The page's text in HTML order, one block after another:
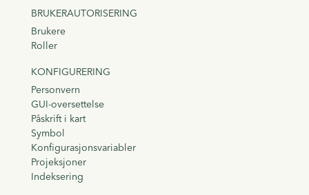
BRUKERAUTORISERING
Brukere
Roller
KONFIGURERING
Personvern
GUI-oversettelse
Påskrift i kart
Symbol
Konfigurasjonsvariabler
Projeksjoner
Indeksering